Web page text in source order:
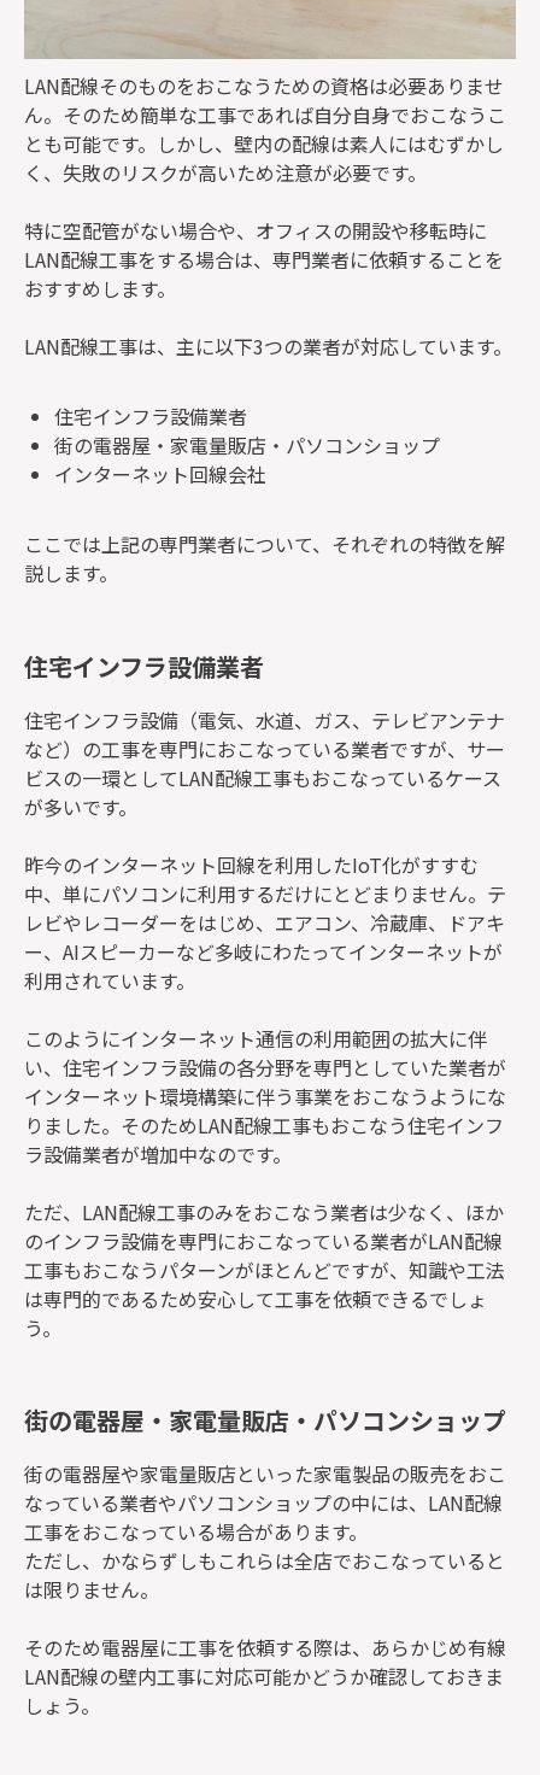
LAN配線そのものをおこなうための資格は必要ありませ
ん。そのため簡単な工事であれば自分自身でおこなうこ
とも可能です。しかし、壁内の配線は素人にはむずかし
く、失敗のリスクが高いため注意が必要です。
特に空配管がない場合や、オフィスの開設や移転時に
LAN配線工事をする場合は、専門業者に依頼することを
おすすめします。
LAN配線工事は、主に以下3つの業者が対応しています。
住宅インフラ設備業者
街の電器屋・家電量販店・パソコンショップ
インターネット回線会社
ここでは上記の専門業者について、それぞれの特徴を解
説します。
住宅インフラ設備業者
住宅インフラ設備（電気、水道、ガス、テレビアンテナ
など）の工事を専門におこなっている業者ですが、サー
ビスの一環としてLAN配線工事もおこなっているケース
が多いです。
昨今のインターネット回線を利用したIoT化がすすむ
中、単にパソコンに利用するだけにとどまりません。テ
レビやレコーダーをはじめ、エアコン、冷蔵庫、ドアキ
ー、AIスピーカーなど多岐にわたってインターネットが
利用されています。
このようにインターネット通信の利用範囲の拡大に伴
い、住宅インフラ設備の各分野を専門としていた業者が
インターネット環境構築に伴う事業をおこなうようにな
りました。そのためLAN配線工事もおこなう住宅インフ
ラ設備業者が増加中なのです。
ただ、LAN配線工事のみをおこなう業者は少なく、ほか
のインフラ設備を専門におこなっている業者がLAN配線
工事もおこなうパターンがほとんどですが、知識や工法
は専門的であるため安心して工事を依頼できるでしょ
う。
街の電器屋・家電量販店・パソコンショップ
街の電器屋や家電量販店といった家電製品の販売をおこ
なっている業者やパソコンショップの中には、LAN配線
工事をおこなっている場合があります。
ただし、かならずしもこれらは全店でおこなっていると
は限りません。
そのため電器屋に工事を依頼する際は、あらかじめ有線
LAN配線の壁内工事に対応可能かどうか確認しておきま
しょう。